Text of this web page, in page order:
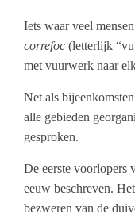
Iets waar veel
correfoc (letterlijk
met vuurwerk naar
Net als
alle gebieden
gesproken.
De eerste voorlopers
eeuw beschreven.
bezweren van de